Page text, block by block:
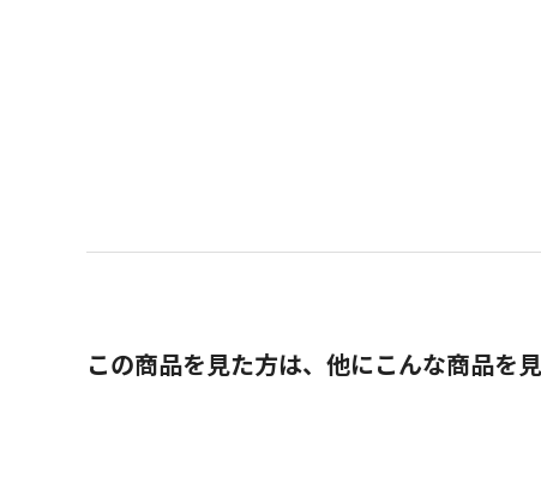
この商品を見た方は、他にこんな商品を